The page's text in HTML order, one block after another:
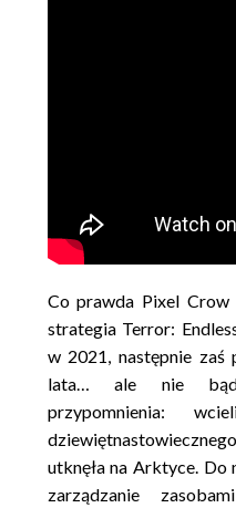
Co prawda Pixel Crow
strategia Terror:
w 2021, następnie zaś
lata… ale nie
przypomnienia:
utknęła na Arktyce. Do
zarządzanie